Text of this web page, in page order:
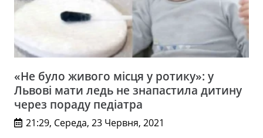
«Не було живого місця у ротику»: у
Львові мати ледь не знапастила дитину
через пораду педіатра
21:29, Середа, 23 Червня, 2021